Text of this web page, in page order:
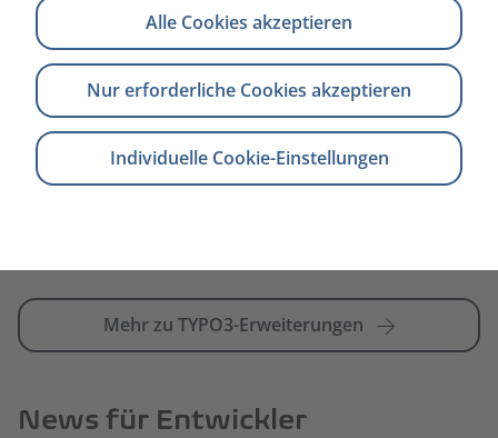
auch erst kürzlich entfernte Inhalte zu löschen.
mehr zu TYPO3-Erweiterungen
News für Entwickler
Alle Cookies akzeptieren
Nur erforderliche Cookies akzeptieren
Individuelle Cookie-Einstellungen